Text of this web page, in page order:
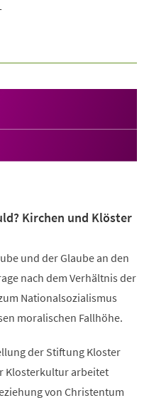
Kirchen und Klöster
und der Glaube an den
nach dem Verhältnis der
Nationalsozialismus
moralischen Fallhöhe.
der Stiftung Kloster
Klosterkultur arbeitet
von Christentum